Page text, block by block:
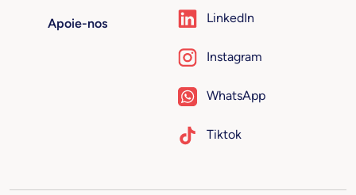
Apoie-nos LinkedIn
Instagram
WhatsApp
Tiktok